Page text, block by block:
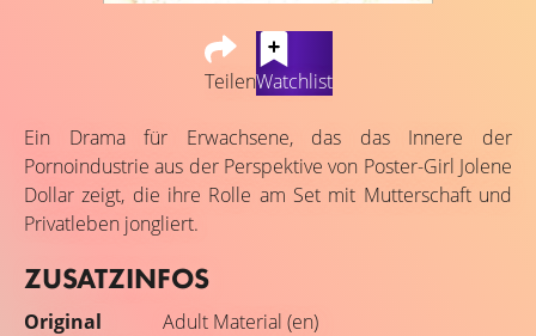
TeilenWatchlist
Ein Drama für Erwachsene, das das Innere der
Pornoindustrie aus der Perspektive von Poster-Girl Jolene
Dollar zeigt, die ihre Rolle am Set mit Mutterschaft und
Privatleben jongliert.
ZUSATZINFOS
Original
Adult Material (en)